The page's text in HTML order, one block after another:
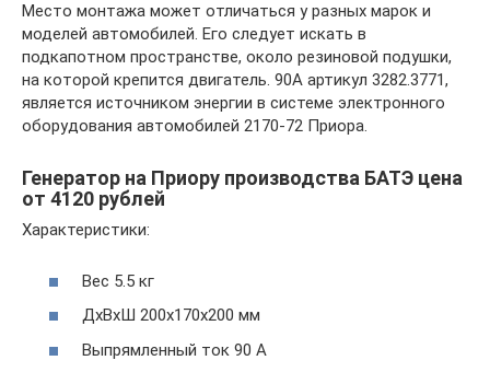
Место монтажа может отличаться у разных марок и
моделей автомобилей. Его следует искать в
подкапотном пространстве, около резиновой подушки,
на которой крепится двигатель. 90А артикул 3282.3771,
является источником энергии в системе электронного
оборудования автомобилей 2170-72 Приора.
Генератор на Приору производства БАТЭ цена
от 4120 рублей
Характеристики:
Вес 5.5 кг
ДхВхШ 200х170х200 мм
Выпрямленный ток 90 А